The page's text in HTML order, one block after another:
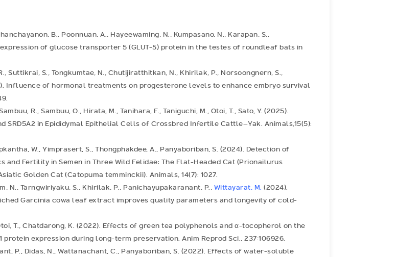
B., Poonnuan, A., Hayeewaming, N., Kumpasano, N., Karapan, S.,
of glucose transporter 5 (GLUT-5) protein in the testes of roundleaf bats in
Suttikrai, S., Tongkumtae, N., Chutijiratthitkan, N., Khirilak, P., Norsoongnern, S.,
Influence of hormonal treatments on progesterone levels to enhance embryo survival
R., Sambuu, O., Hirata, M., Tanihara, F., Taniguchi, M., Otoi, T., Sato, Y. (2025).
in Epididymal Epithelial Cells of Crossbred Infertile Cattle–Yak. Animals,15(5):
W., Yimprasert, S., Thongphakdee, A., Panyaboriban, S. (2024). Detection of
Fertility in Semen in Three Wild Felidae: The Flat-Headed Cat (Prionailurus
Golden Cat (Catopuma temminckii). Animals, 14(7): 1027.
N., Tarngwiriyaku, S., Khirilak, P., Panichayupakaranant, P.,Wittayarat, M. (2024).
Garcinia cowa leaf extract improves quality parameters and longevity of cold-
T., Chatdarong, K. (2022). Effects of green tea polyphenols and α-tocopherol on the
expression during long-term preservation. Anim Reprod Sci., 237:106926.
P., Didas, N., Wattanachant, C., Panyaboriban, S. (2022). Effects of water-soluble